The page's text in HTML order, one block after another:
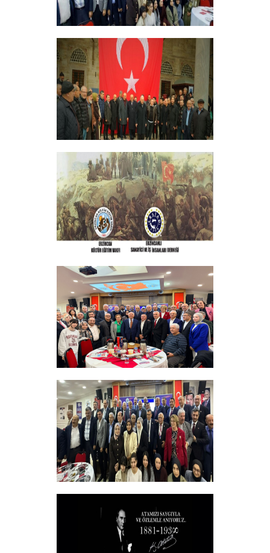
ERZİNCANLILAR EKEV’İN
GELENEKSEL İFTAR YEMEĞİNDE
BULUŞTU
+
GELENEKSEL ŞEHİTLERİMİZİ ANMA
PROGRAMI DÜZENLEDİK
+
ERZINCAN VE TÜM SEHITLERI ANMA
PROGRAMI
+
Sadık Ağça Yeniden Başkan Seçildi
+
Vakfımızın 2025-2026 Yılı Burs
Toplantısı Yapıldı.
+